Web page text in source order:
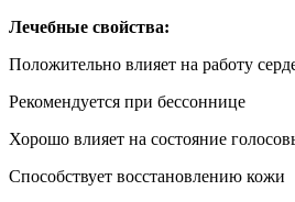
Лечебные свойства:
Положительно влияет на работу
Рекомендуется при бессоннице
Хорошо влияет на состояние
Способствует восстановлению кожи